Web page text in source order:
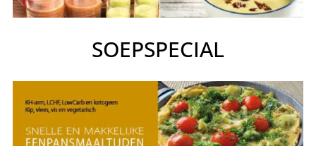
SOEPSPECIAL